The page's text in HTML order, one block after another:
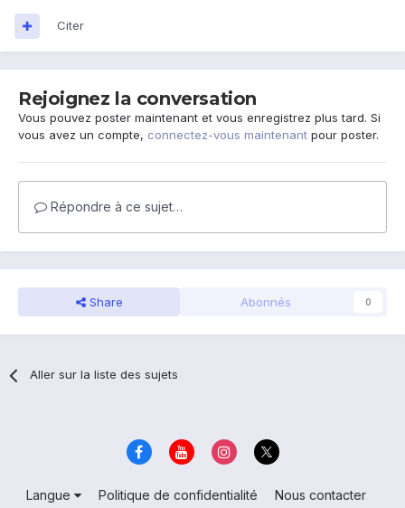
Citer
Rejoignez la conversation
Vous pouvez poster maintenant et vous enregistrez plus tard. Si
vous avez un compte, connectez-vous maintenant pour poster.
Répondre à ce sujet…
Share Abonnés 0
Aller sur la liste des sujets
Langue Politique de confidentialité
Nous contacter